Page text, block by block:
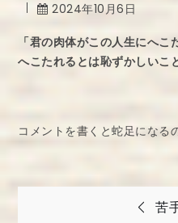
2024年10月6日
「君の肉体がこの人生にへ
へこたれるとは恥ずかしいこ
コメントを書くと蛇足になる
苦